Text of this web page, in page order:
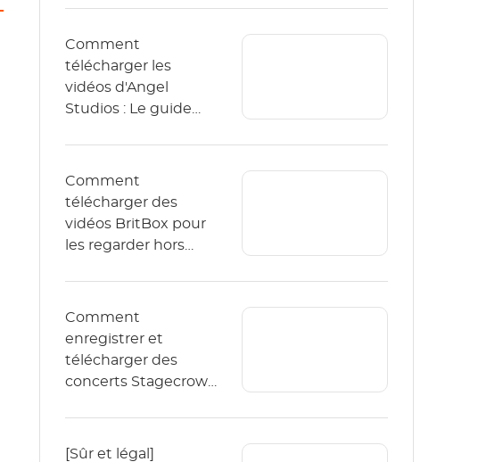
Comment
télécharger les
vidéos d'Angel
Studios : Le guide
Comment
télécharger des
vidéos BritBox pour
les regarder hors
Comment
enregistrer et
télécharger des
concerts Stagecrowd
[Sûr et légal]